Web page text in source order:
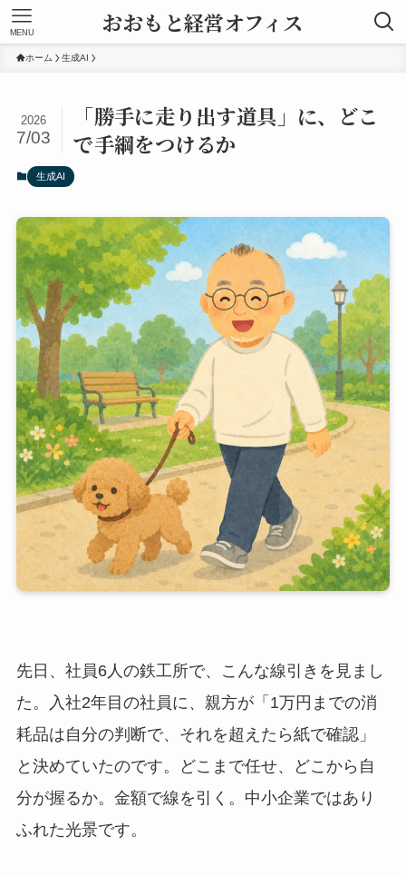
おおもと経営オフィス
MENU
ホーム 生成AI
「勝手に走り出す道具」に、どこ
で手綱をつけるか
2026
7/03
生成AI
先日、社員6人の鉄工所で、こんな線引きを見まし
た。入社2年目の社員に、親方が「1万円までの消
耗品は自分の判断で、それを超えたら紙で確認」
と決めていたのです。どこまで任せ、どこから自
分が握るか。金額で線を引く。中小企業ではあり
ふれた光景です。